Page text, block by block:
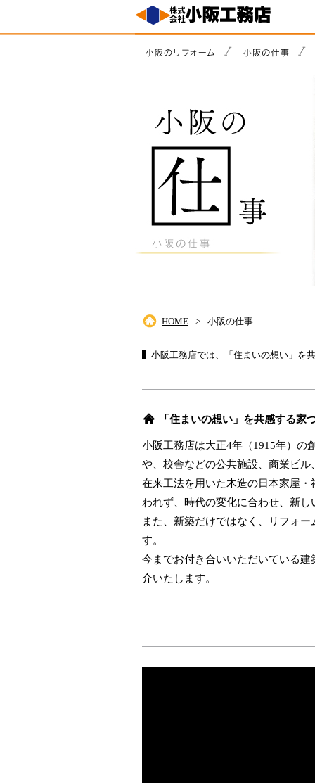
HOME 小阪の仕事
小阪工務店では、「住まいの想い」を
「住まいの想い」を共感する
小阪工務店は大正4年（1915年）の
や、校舎などの公共施設、商業ビ
在来工法を用いた木造の日本家屋
われず、時代の変化に合わせ、新
また、新築だけではなく、リフォ
す。
今までお付き合いいただいている
介いたします。